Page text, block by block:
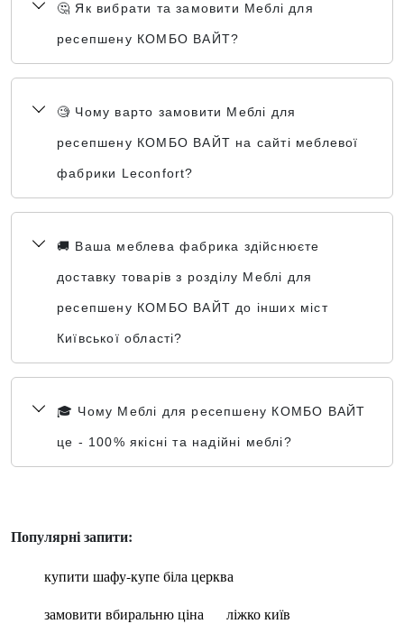
🤔 Як вибрати та замовити Меблі для
ресепшену КОМБО ВАЙТ?
🧐 Чому варто замовити Меблі для
ресепшену КОМБО ВАЙТ на сайті меблевої
фабрики Leconfort?
🚚 Ваша меблева фабрика здійснюєте
доставку товарів з розділу Меблі для
ресепшену КОМБО ВАЙТ до інших міст
Київської області?
🎓 Чому Меблі для ресепшену КОМБО ВАЙТ
це - 100% якісні та надійні меблі?
Популярні запити:
купити шафу-купе біла церква
замовити вбиральню ціна
ліжко київ